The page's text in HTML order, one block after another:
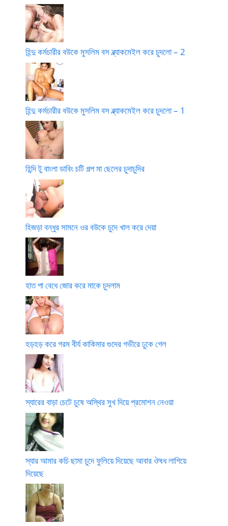
হিন্দু কর্মচারীর বউকে মুসলিম বস ব্ল্যাকমেইল করে চুদলো – 2
হিন্দু কর্মচারীর বউকে মুসলিম বস ব্ল্যাকমেইল করে চুদলো – 1
হিন্দি টু বাংলা ডাবিং চটি গল্প মা ছেলের চুদাচুদির
হিজড়া বন্ধুর সামনে ওর বউকে চুদে খাল করে দেয়া
হাত পা বেধে জোর করে মাকে চুদলাম
হড়হড় করে গরম বীর্য কাকিমার গুদের গভীরে ঢুকে গেল
স্যারের বাড়া চেটে চুষে অস্থির সুখ দিয়ে প্রমোশন নেওয়া
স্যার আমার কচি ছামা চুদে ফুলিয়ে দিয়েছে আবার ঔষধ লাগিয়ে
দিয়েছে